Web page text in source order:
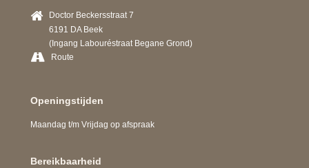
Doctor Beckersstraat 7
6191 DA Beek
(Ingang Labouréstraat Begane Grond)
Route
Openingstijden
Maandag t/m Vrijdag op afspraak
Bereikbaarheid